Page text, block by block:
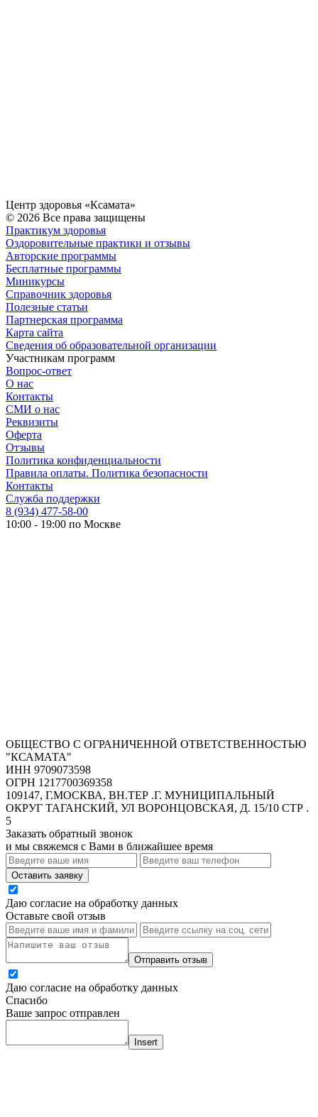
Центр здоровья «Ксамата»
© 2026 Все права защищены
Практикум здоровья
Оздоровительные практики и отзывы
Авторские программы
Бесплатные программы
Миникурсы
Справочник здоровья
Полезные статьи
Партнерская программа
Карта сайта
Сведения об образовательной организации
Участникам программ
Вопрос-ответ
О нас
Контакты
СМИ о нас
Реквизиты
Оферта
Отзывы
Политика конфиденциальности
Правила оплаты. Политика безопасности
Контакты
Служба поддержки
8 (934) 477-58-00
10:00 - 19:00 по Москве
ОБЩЕСТВО С ОГРАНИЧЕННОЙ ОТВЕТСТВЕННОСТЬЮ
"КСАМАТА"
ИНН 9709073598
ОГРН 1217700369358
109147, Г.МОСКВА, ВН.ТЕР .Г. МУНИЦИПАЛЬНЫЙ
ОКРУГ ТАГАНСКИЙ, УЛ ВОРОНЦОВСКАЯ, Д. 15/10 СТР .
5
Заказать обратный звонок
и мы свяжемся с Вами в ближайшее время
Оставить заявку
Даю согласие на обработку данных
Оставьте свой отзыв
Отправить отзыв
Даю согласие на обработку данных
Спасибо
Ваше запрос отправлен
Insert